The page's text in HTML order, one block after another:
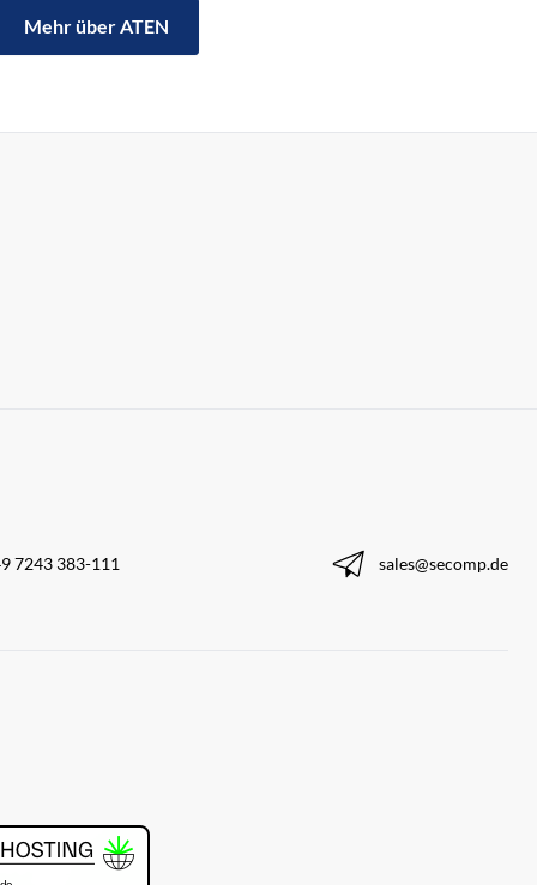
Mehr über ATEN
7243 383-111 sales@secomp.de